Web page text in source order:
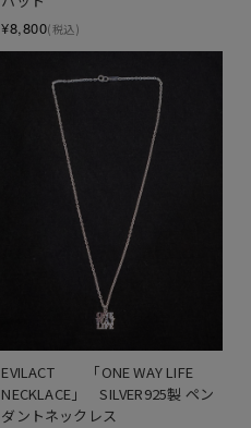
¥8,800(税込)
EVILACT 　　「ONE WAY LIFE
NECKLACE」　SILVER925製 ペン
ダントネックレス